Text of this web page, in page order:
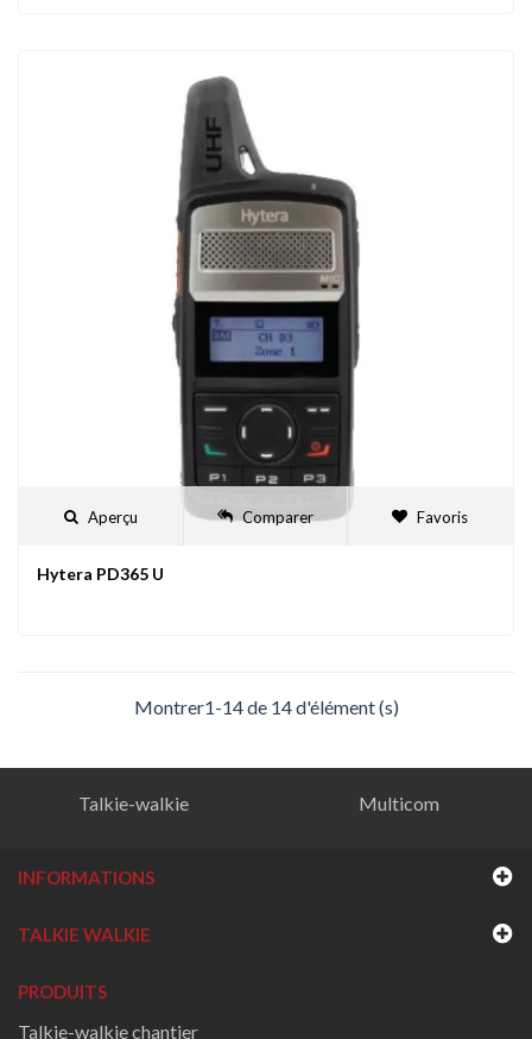
Aperçu Comparer Favoris
Hytera PD365 U
Montrer1-14 de 14 d'élément (s)
Talkie-walkie Multicom
INFORMATIONS
TALKIE WALKIE
PRODUITS
Talkie-walkie chantier